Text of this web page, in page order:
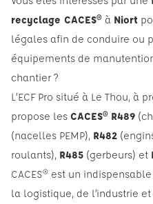
recyclage CACES® à Niort
légales afin de conduire ou
équipements de
chantier ?
L’ECF Pro situé à Le Thou,
propose les CACES® R489
(nacelles PEMP), R482
roulants), R485 (gerbeurs) et
CACES® est un
la logistique, de l’industrie